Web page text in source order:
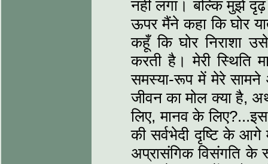
नहीं लगा। बल्कि मुझे दृढ़
ऊपर मैंने कहा कि घोर
कहूँ कि घोर निराशा
करती है। मेरी स्थिति
समस्या-रूप में मेरे
जीवन का मोल क्या है,
लिए, मानव के
की सर्वभेदी दृष्टि के
अप्रासंगिक विसंगति